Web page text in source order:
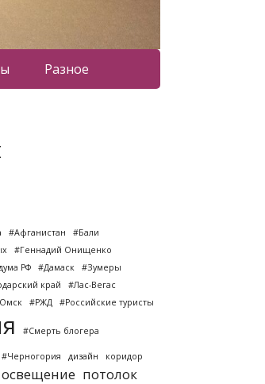
Разное
#Афганистан
#Бали
#Геннадий Онищенко
РФ #Дамаск
#Зумеры
край
#Лас-Вегас
#РЖД #Российские туристы
#Смерть блогера
#Черногория дизайн
коридор
освещение потолок